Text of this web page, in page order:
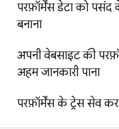
परफ़ॉर्मेंस डेटा को पसंद
बनाना
अपनी वेबसाइट की
अहम जानकारी पाना
परफ़ॉर्मेंस के ट्रेस सेव